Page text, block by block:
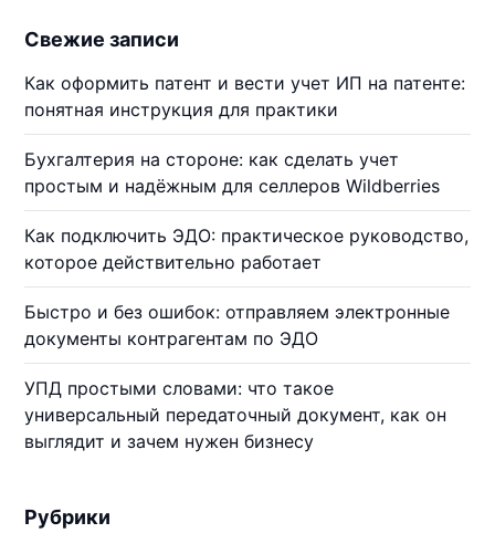
Свежие записи
Как оформить патент и вести учет ИП на патенте:
понятная инструкция для практики
Бухгалтерия на стороне: как сделать учет
простым и надёжным для селлеров Wildberries
Как подключить ЭДО: практическое руководство,
которое действительно работает
Быстро и без ошибок: отправляем электронные
документы контрагентам по ЭДО
УПД простыми словами: что такое
универсальный передаточный документ, как он
выглядит и зачем нужен бизнесу
Рубрики